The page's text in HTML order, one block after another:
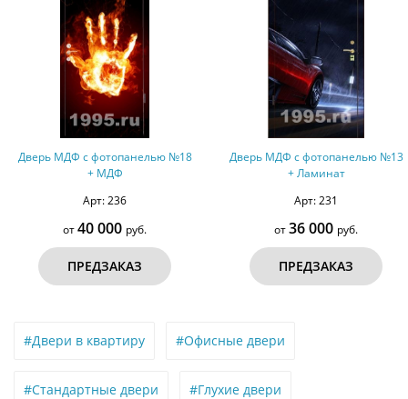
Дверь МДФ с фотопанелью №18
+ МДФ
Арт: 236
от40 000 руб.
ПРЕДЗАКАЗ
Дверь МДФ с фотопанелью №13
+ Ламинат
Арт: 231
от36 000 руб.
ПРЕДЗАКАЗ
#Двери в квартиру #Офисные двери
#Стандартные двери #Глухие двери